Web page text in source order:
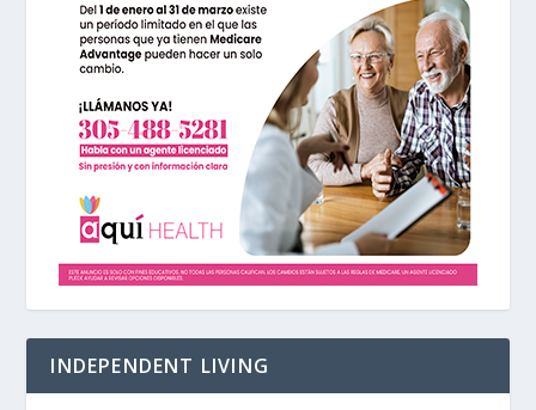
INDEPENDENT LIVING